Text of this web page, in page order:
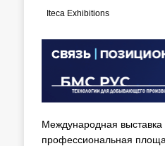
Iteca Exhibitions
Международная
профессиональная